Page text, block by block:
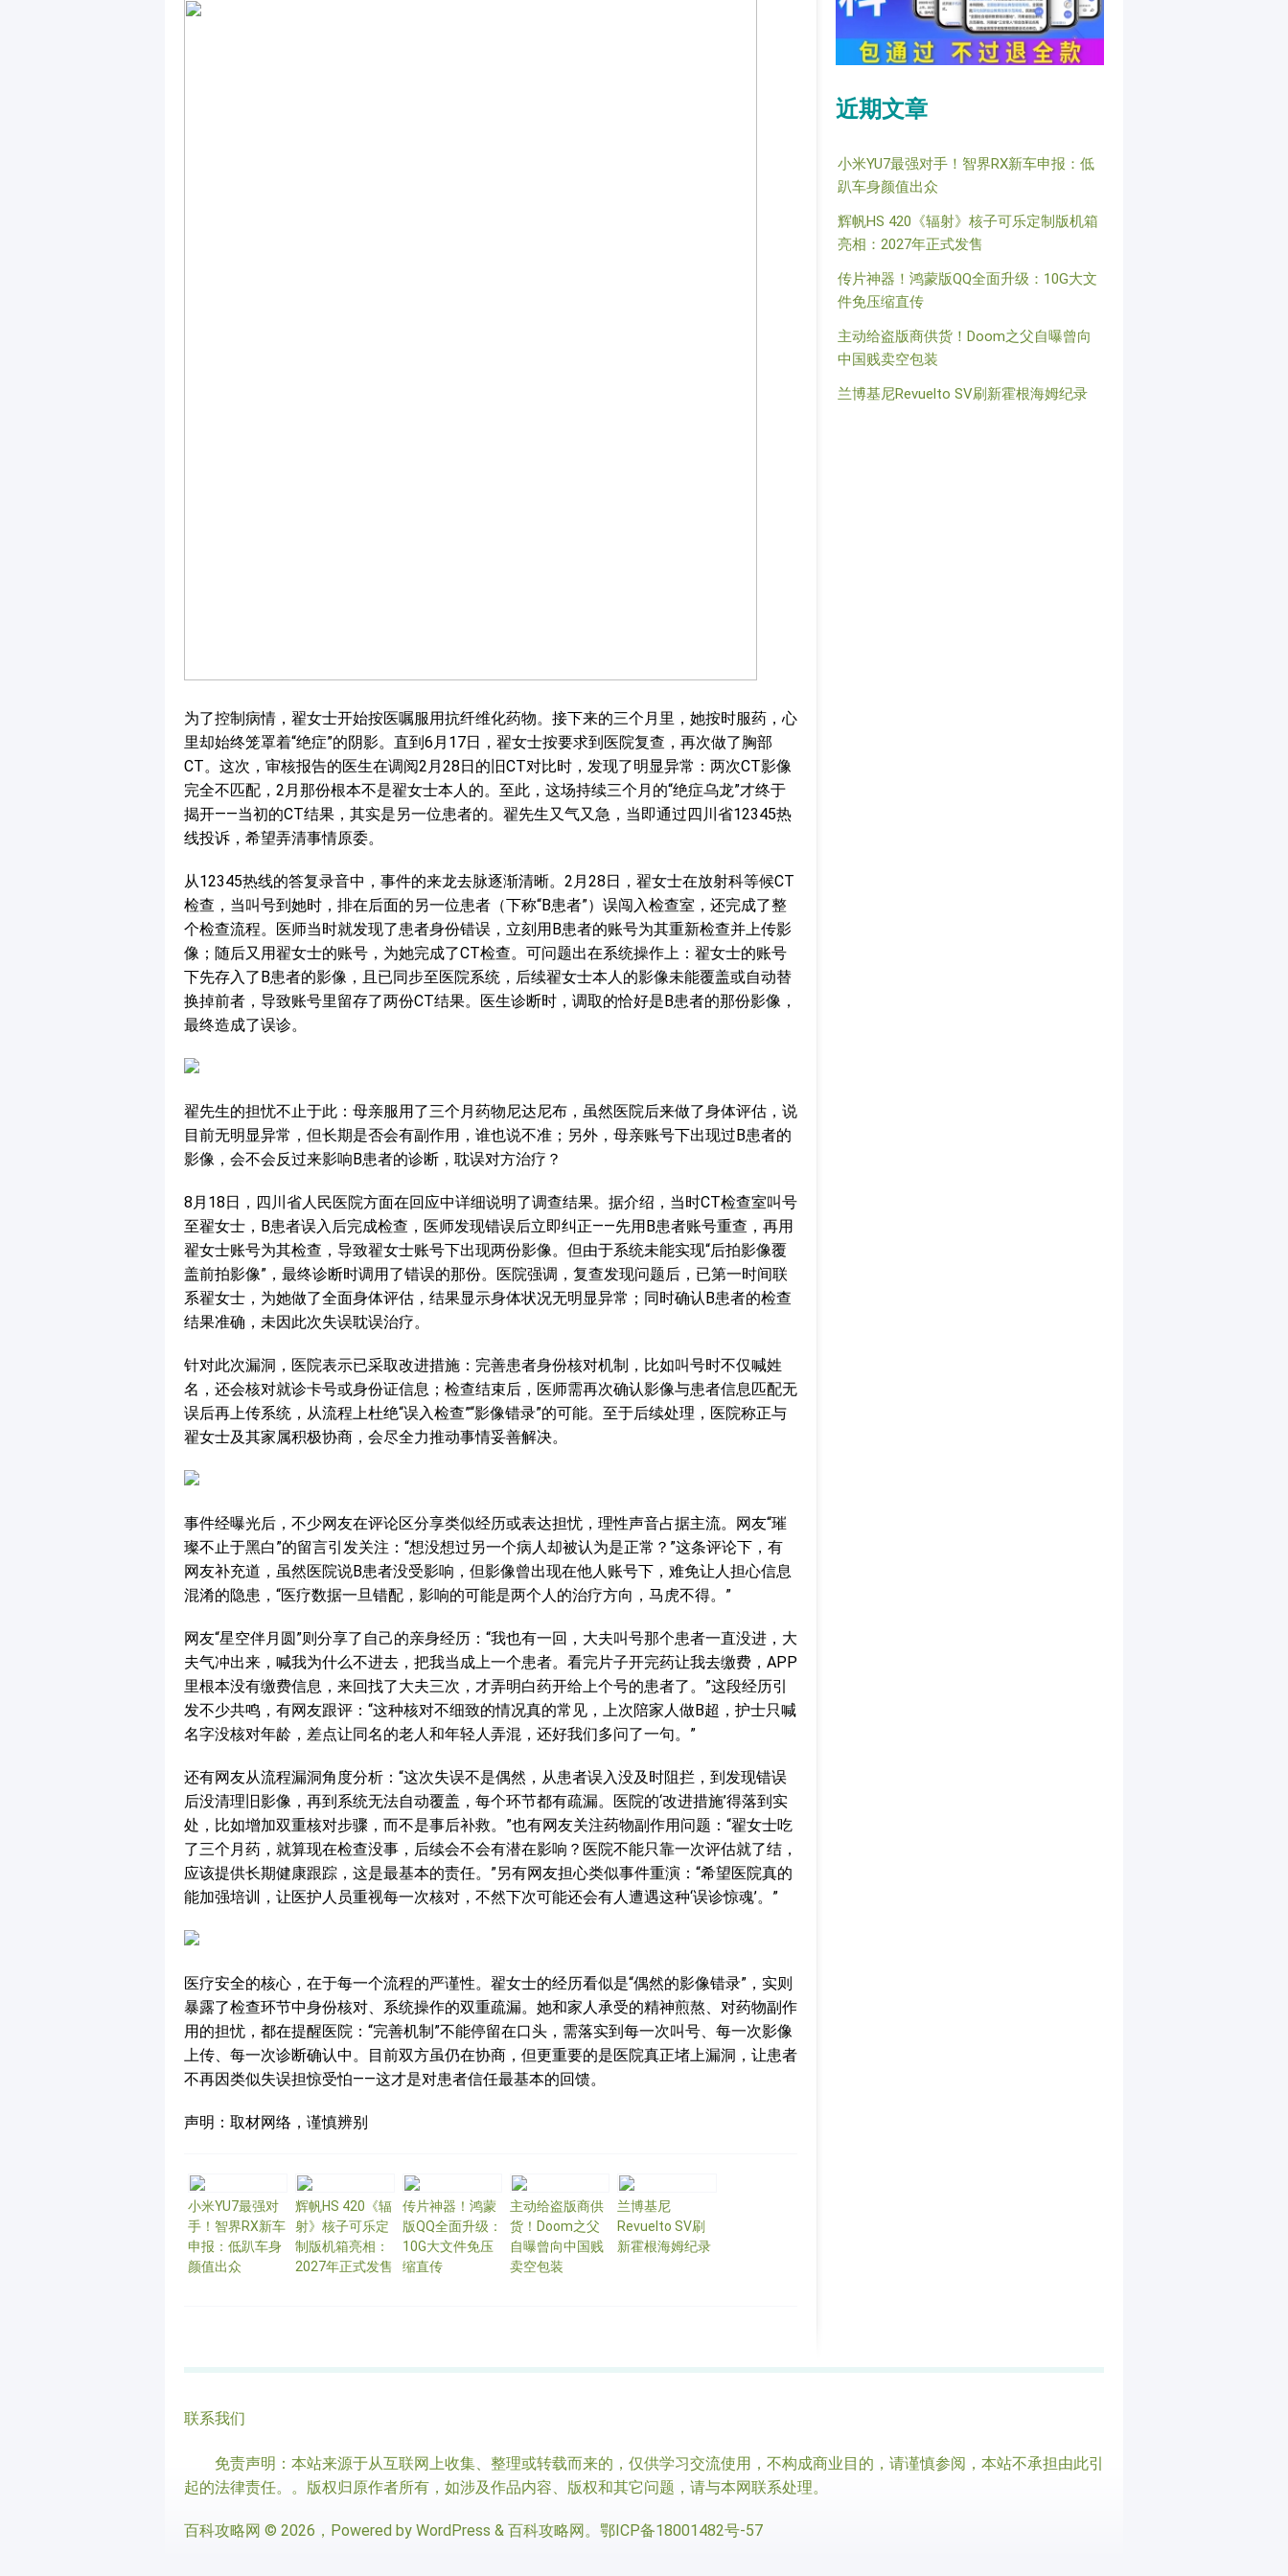
为了控制病情，翟女士开始按医嘱服用抗纤维化药物。接下来的三个月里，她按时服药，心
里却始终笼罩着“绝症”的阴影。直到6月17日，翟女士按要求到医院复查，再次做了胸部
CT。这次，审核报告的医生在调阅2月28日的旧CT对比时，发现了明显异常：两次CT影像
完全不匹配，2月那份根本不是翟女士本人的。至此，这场持续三个月的“绝症乌龙”才终于
揭开——当初的CT结果，其实是另一位患者的。翟先生又气又急，当即通过四川省12345热
线投诉，希望弄清事情原委。
从12345热线的答复录音中，事件的来龙去脉逐渐清晰。2月28日，翟女士在放射科等候CT
检查，当叫号到她时，排在后面的另一位患者（下称“B患者”）误闯入检查室，还完成了整
个检查流程。医师当时就发现了患者身份错误，立刻用B患者的账号为其重新检查并上传影
像；随后又用翟女士的账号，为她完成了CT检查。可问题出在系统操作上：翟女士的账号
下先存入了B患者的影像，且已同步至医院系统，后续翟女士本人的影像未能覆盖或自动替
换掉前者，导致账号里留存了两份CT结果。医生诊断时，调取的恰好是B患者的那份影像，
最终造成了误诊。
翟先生的担忧不止于此：母亲服用了三个月药物尼达尼布，虽然医院后来做了身体评估，说
目前无明显异常，但长期是否会有副作用，谁也说不准；另外，母亲账号下出现过B患者的
影像，会不会反过来影响B患者的诊断，耽误对方治疗？
8月18日，四川省人民医院方面在回应中详细说明了调查结果。据介绍，当时CT检查室叫号
至翟女士，B患者误入后完成检查，医师发现错误后立即纠正——先用B患者账号重查，再用
翟女士账号为其检查，导致翟女士账号下出现两份影像。但由于系统未能实现“后拍影像覆
盖前拍影像”，最终诊断时调用了错误的那份。医院强调，复查发现问题后，已第一时间联
系翟女士，为她做了全面身体评估，结果显示身体状况无明显异常；同时确认B患者的检查
结果准确，未因此次失误耽误治疗。
针对此次漏洞，医院表示已采取改进措施：完善患者身份核对机制，比如叫号时不仅喊姓
名，还会核对就诊卡号或身份证信息；检查结束后，医师需再次确认影像与患者信息匹配无
误后再上传系统，从流程上杜绝“误入检查”“影像错录”的可能。至于后续处理，医院称正与
翟女士及其家属积极协商，会尽全力推动事情妥善解决。
事件经曝光后，不少网友在评论区分享类似经历或表达担忧，理性声音占据主流。网友“璀
璨不止于黑白”的留言引发关注：“想没想过另一个病人却被认为是正常？”这条评论下，有
网友补充道，虽然医院说B患者没受影响，但影像曾出现在他人账号下，难免让人担心信息
混淆的隐患，“医疗数据一旦错配，影响的可能是两个人的治疗方向，马虎不得。”
网友“星空伴月圆”则分享了自己的亲身经历：“我也有一回，大夫叫号那个患者一直没进，大
夫气冲出来，喊我为什么不进去，把我当成上一个患者。看完片子开完药让我去缴费，APP
里根本没有缴费信息，来回找了大夫三次，才弄明白药开给上个号的患者了。”这段经历引
发不少共鸣，有网友跟评：“这种核对不细致的情况真的常见，上次陪家人做B超，护士只喊
名字没核对年龄，差点让同名的老人和年轻人弄混，还好我们多问了一句。”
还有网友从流程漏洞角度分析：“这次失误不是偶然，从患者误入没及时阻拦，到发现错误
后没清理旧影像，再到系统无法自动覆盖，每个环节都有疏漏。医院的‘改进措施’得落到实
处，比如增加双重核对步骤，而不是事后补救。”也有网友关注药物副作用问题：“翟女士吃
了三个月药，就算现在检查没事，后续会不会有潜在影响？医院不能只靠一次评估就了结，
应该提供长期健康跟踪，这是最基本的责任。”另有网友担心类似事件重演：“希望医院真的
能加强培训，让医护人员重视每一次核对，不然下次可能还会有人遭遇这种‘误诊惊魂’。”
医疗安全的核心，在于每一个流程的严谨性。翟女士的经历看似是“偶然的影像错录”，实则
暴露了检查环节中身份核对、系统操作的双重疏漏。她和家人承受的精神煎熬、对药物副作
用的担忧，都在提醒医院：“完善机制”不能停留在口头，需落实到每一次叫号、每一次影像
上传、每一次诊断确认中。目前双方虽仍在协商，但更重要的是医院真正堵上漏洞，让患者
不再因类似失误担惊受怕——这才是对患者信任最基本的回馈。
声明：取材网络，谨慎辨别
小米YU7最强对
手！智界RX新车
申报：低趴车身
颜值出众
辉帆HS 420《辐
射》核子可乐定
制版机箱亮相：
2027年正式发售
传片神器！鸿蒙
版QQ全面升级：
10G大文件免压
缩直传
主动给盗版商供
货！Doom之父
自曝曾向中国贱
卖空包装
兰博基尼
Revuelto SV刷
新霍根海姆纪录
近期文章
小米YU7最强对手！智界RX新车申报：低
趴车身颜值出众
辉帆HS 420《辐射》核子可乐定制版机箱
亮相：2027年正式发售
传片神器！鸿蒙版QQ全面升级：10G大文
件免压缩直传
主动给盗版商供货！Doom之父自曝曾向
中国贱卖空包装
兰博基尼Revuelto SV刷新霍根海姆纪录
联系我们
免责声明：本站来源于从互联网上收集、整理或转载而来的，仅供学习交流使用，不构成商业目的，请谨慎参阅，本站不承担由此引
起的法律责任。。版权归原作者所有，如涉及作品内容、版权和其它问题，请与本网联系处理。
百科攻略网 © 2026，Powered by WordPress & 百科攻略网。 鄂ICP备18001482号-57